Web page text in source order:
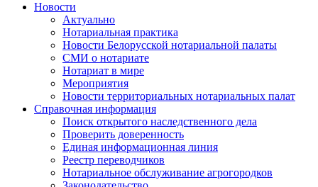
Новости
Актуально
Нотариальная практика
Новости Белорусской нотариальной палаты
СМИ о нотариате
Нотариат в мире
Мероприятия
Новости территориальных нотариальных палат
Справочная информация
Поиск открытого наследственного дела
Проверить доверенность
Единая информационная линия
Реестр переводчиков
Нотариальное обслуживание агрогородков